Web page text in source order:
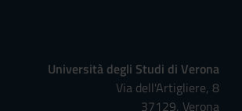
Università degli Studi di Verona
Via dell'Artigliere, 8
37129, Verona